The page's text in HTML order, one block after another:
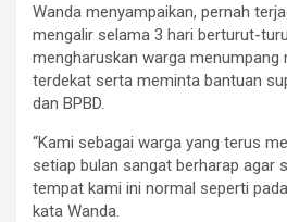
Wanda menyampaikan, pernah
mengalir selama 3 hari berturut-
mengharuskan warga menumpang
terdekat serta meminta bantuan
dan BPBD.
“Kami sebagai warga yang terus
setiap bulan sangat berharap agar
tempat kami ini normal seperti
kata Wanda.